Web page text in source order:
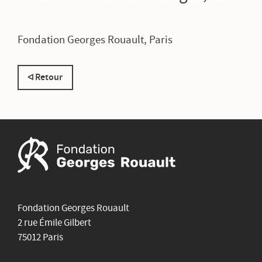
Fondation Georges Rouault, Paris
Retour
Fondation Georges Rouault
2 rue Émile Gilbert
75012 Paris